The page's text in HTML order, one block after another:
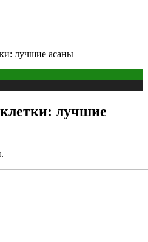
лучшие асаны
лучшие